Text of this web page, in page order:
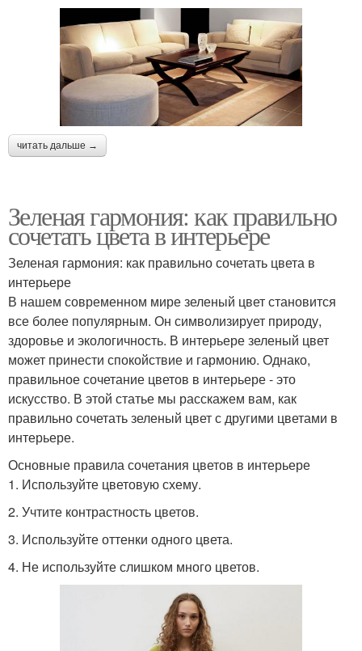
читать дальше →
Зеленая гармония: как правильно
сочетать цвета в интерьере
Зеленая гармония: как правильно сочетать цвета в
интерьере
В нашем современном мире зеленый цвет становится
все более популярным. Он символизирует природу,
здоровье и экологичность. В интерьере зеленый цвет
может принести спокойствие и гармонию. Однако,
правильное сочетание цветов в интерьере - это
искусство. В этой статье мы расскажем вам, как
правильно сочетать зеленый цвет с другими цветами в
интерьере.
Основные правила сочетания цветов в интерьере
1. Используйте цветовую схему.
2. Учтите контрастность цветов.
3. Используйте оттенки одного цвета.
4. Не используйте слишком много цветов.